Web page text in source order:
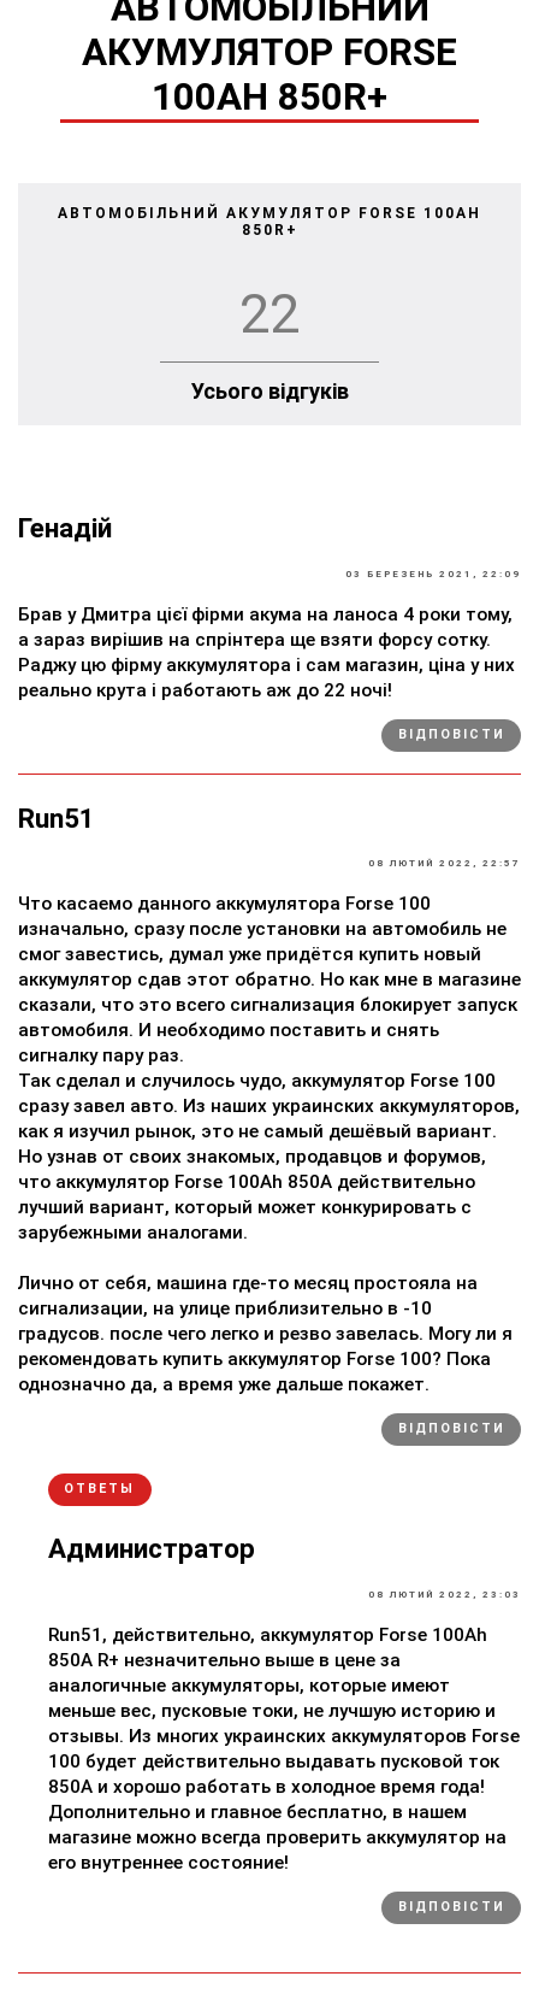
АКУМУЛЯТОР FORSE
100AH 850R+
АВТОМОБІЛЬНИЙ АКУМУЛЯТОР FORSE 100AH
850R+
22
Усього відгуків
Генадій
03 БЕРЕЗЕНЬ 2021, 22:09
Брав у Дмитра цієї фірми акума на ланоса 4 роки тому,
а зараз вирішив на спрінтера ще взяти форсу сотку.
Раджу цю фірму аккумулятора і сам магазин, ціна у них
реально крута і работають аж до 22 ночі!
ВІДПОВІСТИ
Run51
08 ЛЮТИЙ 2022, 22:57
Что касаемо данного аккумулятора Forse 100
изначально, сразу после установки на автомобиль не
смог завестись, думал уже придётся купить новый
аккумулятор сдав этот обратно. Но как мне в магазине
сказали, что это всего сигнализация блокирует запуск
автомобиля. И необходимо поставить и снять
сигналку пару раз.
Так сделал и случилось чудо, аккумулятор Forse 100
сразу завел авто. Из наших украинских аккумуляторов,
как я изучил рынок, это не самый дешёвый вариант.
Но узнав от своих знакомых, продавцов и форумов,
что аккумулятор Forse 100Ah 850A действительно
лучший вариант, который может конкурировать с
зарубежными аналогами.
Лично от себя, машина где-то месяц простояла на
сигнализации, на улице приблизительно в -10
градусов. после чего легко и резво завелась. Могу ли я
рекомендовать купить аккумулятор Forse 100? Пока
однозначно да, а время уже дальше покажет.
ВІДПОВІСТИ
ОТВЕТЫ
Администратор
08 ЛЮТИЙ 2022, 23:03
Run51, действительно, аккумулятор Forse 100Ah
850A R+ незначительно выше в цене за
аналогичные аккумуляторы, которые имеют
меньше вес, пусковые токи, не лучшую историю и
отзывы. Из многих украинских аккумуляторов Forse
100 будет действительно выдавать пусковой ток
850A и хорошо работать в холодное время года!
Дополнительно и главное бесплатно, в нашем
магазине можно всегда проверить аккумулятор на
его внутреннее состояние!
ВІДПОВІСТИ